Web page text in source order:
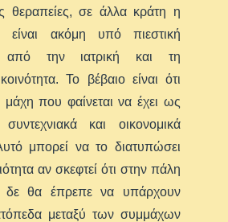
θεραπείες, σε άλλα κράτη η
είναι ακόμη υπό πιεστική
από την ιατρική και τη
Το βέβαιο είναι ότι
μάχη που φαίνεται να έχει ως
και οικονομικά
μπορεί να το διατυπώσει
αν σκεφτεί ότι στην πάλη
δε θα έπρεπε να υπάρχουν
μεταξύ των συμμάχων